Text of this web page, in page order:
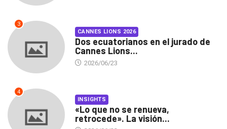
3
CANNES LIONS 2026
Dos ecuatorianos en el jurado de
Cannes Lions...
2026/06/23
4
INSIGHTS
«Lo que no se renueva,
retrocede». La visión...